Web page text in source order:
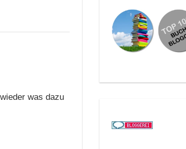
was dazu